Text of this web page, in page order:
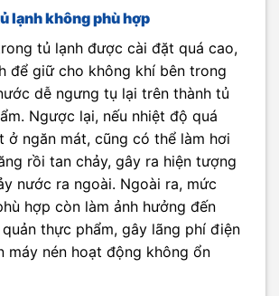
lạnh không phù hợp
tủ lạnh được cài đặt quá cao,
để giữ cho không khí bên trong
dễ ngưng tụ lại trên thành tủ
Ngược lại, nếu nhiệt độ quá
ở ngăn mát, cũng có thể làm hơi
rồi tan chảy, gây ra hiện tượng
nước ra ngoài. Ngoài ra, mức
hợp còn làm ảnh hưởng đến
thực phẩm, gây lãng phí điện
máy nén hoạt động không ổn